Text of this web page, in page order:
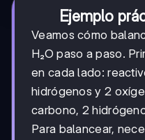
Ejemplo
Veamos cómo
H₂O paso a paso.
en cada lado:
hidrógenos y 2
carbono, 2
Para balancear,